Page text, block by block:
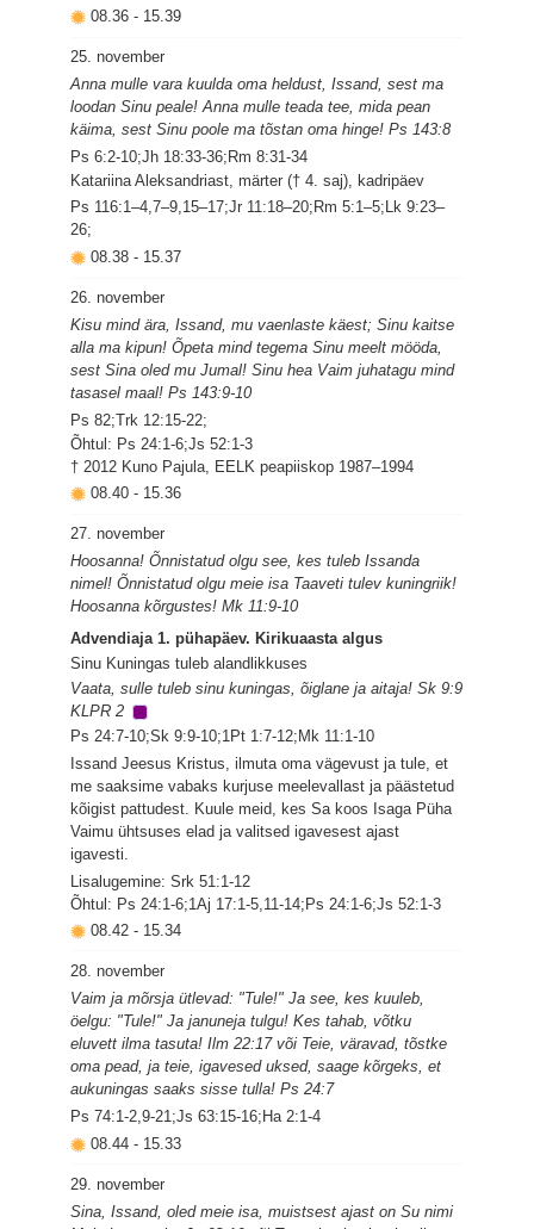
08.36- 15.39
25. november
Anna mulle vara kuulda oma heldust, Issand, sest ma
loodan Sinu peale! Anna mulle teada tee, mida pean
käima, sest Sinu poole ma tõstan oma hinge! Ps 143:8
Ps 6:2-10;Jh 18:33-36;Rm 8:31-34
Katariina Aleksandriast, märter († 4. saj), kadripäev
Ps 116:1–4,7–9,15–17;Jr 11:18–20;Rm 5:1–5;Lk 9:23–
26;
08.38- 15.37
26. november
Kisu mind ära, Issand, mu vaenlaste käest; Sinu kaitse
alla ma kipun! Õpeta mind tegema Sinu meelt mööda,
sest Sina oled mu Jumal! Sinu hea Vaim juhatagu mind
tasasel maal! Ps 143:9-10
Ps 82;Trk 12:15-22;
Õhtul: Ps 24:1-6;Js 52:1-3
† 2012 Kuno Pajula, EELK peapiiskop 1987–1994
08.40- 15.36
27. november
Hoosanna! Õnnistatud olgu see, kes tuleb Issanda
nimel! Õnnistatud olgu meie isa Taaveti tulev kuningriik!
Hoosanna kõrgustes! Mk 11:9-10
Advendiaja 1. pühapäev. Kirikuaasta algus
Sinu Kuningas tuleb alandlikkuses
Vaata, sulle tuleb sinu kuningas, õiglane ja aitaja! Sk 9:9
KLPR 2
Ps 24:7-10;Sk 9:9-10;1Pt 1:7-12;Mk 11:1-10
Issand Jeesus Kristus, ilmuta oma vägevust ja tule, et
me saaksime vabaks kurjuse meelevallast ja päästetud
kõigist pattudest. Kuule meid, kes Sa koos Isaga Püha
Vaimu ühtsuses elad ja valitsed igavesest ajast
igavesti.
Lisalugemine: Srk 51:1-12
Õhtul: Ps 24:1-6;1Aj 17:1-5,11-14;Ps 24:1-6;Js 52:1-3
08.42- 15.34
28. november
Vaim ja mõrsja ütlevad: "Tule!" Ja see, kes kuuleb,
öelgu: "Tule!" Ja januneja tulgu! Kes tahab, võtku
eluvett ilma tasuta! Ilm 22:17 või Teie, väravad, tõstke
oma pead, ja teie, igavesed uksed, saage kõrgeks, et
aukuningas saaks sisse tulla! Ps 24:7
Ps 74:1-2,9-21;Js 63:15-16;Ha 2:1-4
08.44- 15.33
29. november
Sina, Issand, oled meie isa, muistsest ajast on Su nimi